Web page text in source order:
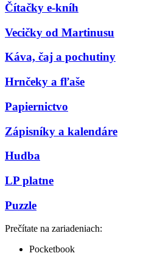
Čítačky e-kníh
Vecičky od Martinusu
Káva, čaj a pochutiny
Hrnčeky a fľaše
Papiernictvo
Zápisníky a kalendáre
Hudba
LP platne
Puzzle
Prečítate na zariadeniach:
Pocketbook